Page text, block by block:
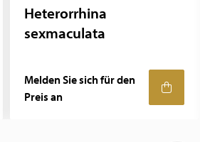
Heterorrhina
sexmaculata
Melden Sie sich für den
Preis an